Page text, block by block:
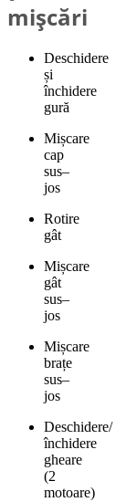
mișcări
Deschidere
și
închidere
gură
Mișcare
cap
sus–
jos
Rotire
gât
Mișcare
gât
sus–
jos
Mișcare
brațe
sus–
jos
Deschidere/
închidere
gheare
(2
motoare)